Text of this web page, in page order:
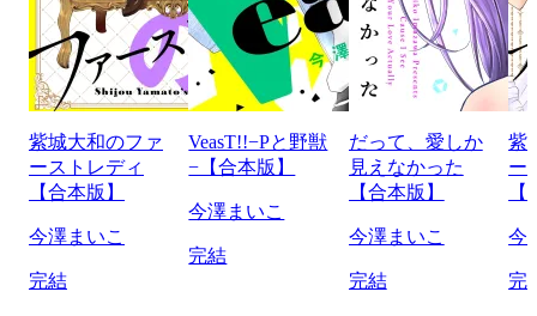
紫城大和のファ
ーストレディ
【合本版】
今澤まいこ
完結
VeasT!!−Pと野獣
−【合本版】
今澤まいこ
完結
だって、愛しか
見えなかった
【合本版】
今澤まいこ
完結
紫
ー
今
完